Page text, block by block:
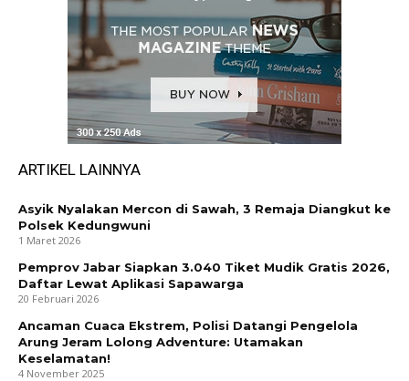
ARTIKEL LAINNYA
Asyik Nyalakan Mercon di Sawah, 3 Remaja Diangkut ke
Polsek Kedungwuni
1 Maret 2026
Pemprov Jabar Siapkan 3.040 Tiket Mudik Gratis 2026,
Daftar Lewat Aplikasi Sapawarga
20 Februari 2026
Ancaman Cuaca Ekstrem, Polisi Datangi Pengelola
Arung Jeram Lolong Adventure: Utamakan
Keselamatan!
4 November 2025